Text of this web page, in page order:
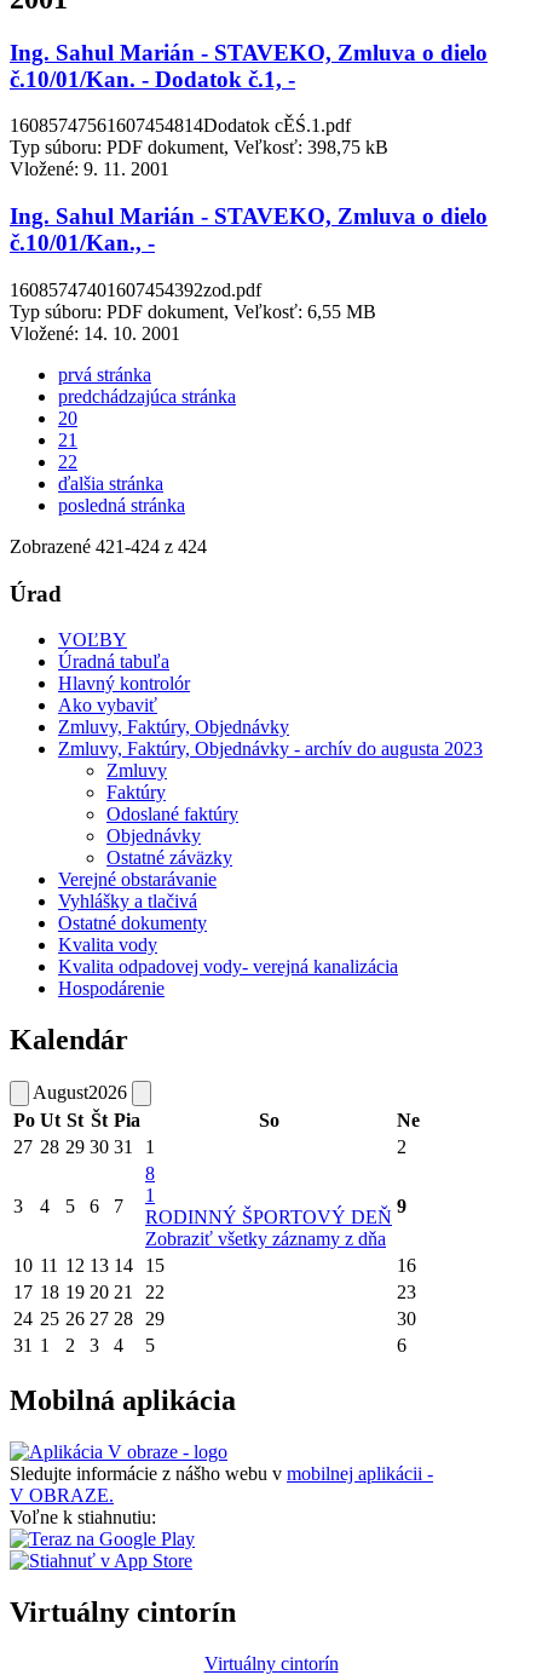
Ing. Sahul Marián - STAVEKO, Zmluva o dielo
č.10/01/Kan. - Dodatok č.1, -
16085747561607454814Dodatok cĚŚ.1.pdf
Typ súboru: PDF dokument, Veľkosť: 398,75 kB
Vložené: 9. 11. 2001
Ing. Sahul Marián - STAVEKO, Zmluva o dielo
č.10/01/Kan., -
16085747401607454392zod.pdf
Typ súboru: PDF dokument, Veľkosť: 6,55 MB
Vložené: 14. 10. 2001
prvá stránka
predchádzajúca stránka
20
21
22
ďalšia stránka
posledná stránka
Zobrazené 421-424 z 424
Úrad
VOĽBY
Úradná tabuľa
Hlavný kontrolór
Ako vybaviť
Zmluvy, Faktúry, Objednávky
Zmluvy, Faktúry, Objednávky - archív do augusta 2023
Zmluvy
Faktúry
Odoslané faktúry
Objednávky
Ostatné záväzky
Verejné obstarávanie
Vyhlášky a tlačivá
Ostatné dokumenty
Kvalita vody
Kvalita odpadovej vody- verejná kanalizácia
Hospodárenie
Kalendár
August2026
Po Ut St Št Pia So
Ne
27 28 29 30 31 1 2
3 4 5 6 7
8
1
RODINNÝ ŠPORTOVÝ DEŇ
Zobraziť všetky záznamy z dňa
9
10 11 12 13 14 15
16
17 18 19 20 21 22
23
24 25 26 27 28 29
30
31 1 2 3 4 5 6
Mobilná aplikácia
Sledujte informácie z nášho webu v mobilnej aplikácii -
V OBRAZE.
Voľne k stiahnutiu:
Virtuálny cintorín
Virtuálny cintorín